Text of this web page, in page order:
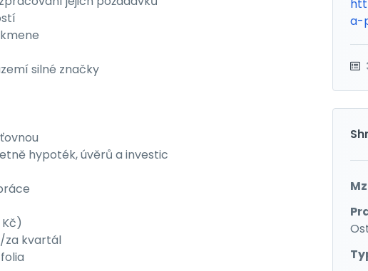
silné značky
hypoték, úvěrů a investic
za kvartál
a-